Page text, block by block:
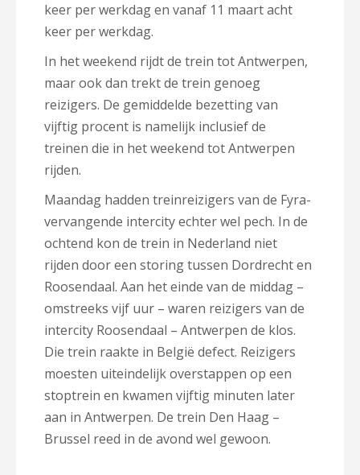
keer per werkdag en vanaf 11 maart acht
keer per werkdag.
In het weekend rijdt de trein tot Antwerpen,
maar ook dan trekt de trein genoeg
reizigers. De gemiddelde bezetting van
vijftig procent is namelijk inclusief de
treinen die in het weekend tot Antwerpen
rijden.
Maandag hadden treinreizigers van de Fyra-
vervangende intercity echter wel pech. In de
ochtend kon de trein in Nederland niet
rijden door een storing tussen Dordrecht en
Roosendaal. Aan het einde van de middag –
omstreeks vijf uur – waren reizigers van de
intercity Roosendaal – Antwerpen de klos.
Die trein raakte in België defect. Reizigers
moesten uiteindelijk overstappen op een
stoptrein en kwamen vijftig minuten later
aan in Antwerpen. De trein Den Haag –
Brussel reed in de avond wel gewoon.